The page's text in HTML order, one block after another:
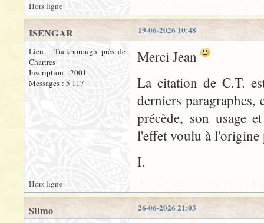
Hors ligne
19-06-2026 10:48
ISENGAR
Lieu : Tuckborough près de
Chartres
Inscription : 2001
Messages : 5 117
Merci Jean
La citation de C.T.
derniers
précède, son usage
l'effet voulu à l'origine
I.
Hors ligne
26-06-2026 21:03
Silmo